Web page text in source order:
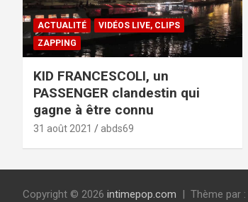
ACTUALITÉ
VIDÉOS LIVE, CLIPS
ZAPPING
KID FRANCESCOLI, un
PASSENGER clandestin qui
gagne à être connu
31 août 2021 abds69
Copyright © 2026 intimepop.com Thème par :